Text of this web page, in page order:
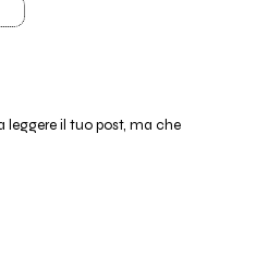
leggere il tuo post, ma che